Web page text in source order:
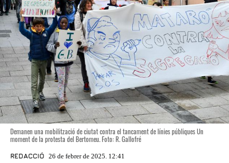
Demanen una mobilització de ciutat contra el tancament de línies públiques Un
moment de la protesta del Bertomeu. Foto: R. Gallofré
REDACCIÓ 26 de febrer de 2025. 12:41